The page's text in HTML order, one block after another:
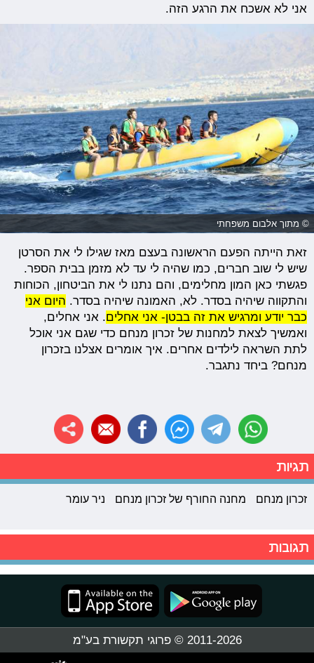
אני לא אשכח את הרגע הזה.
© מתוך אלבום משפחתי
זאת הייתה הפעם הראשונה בעצם מאז שגילו לי את הסרטן
שיש לי שוב חברים, כמו שהיה לי עד לא מזמן בבית הספר.
פגשתי כאן המון מחלימים, והם נתנו לי את הביטחון, הכוחות
והתקווה שיהיה בסדר. לא, האמונה שיהיה בסדר. היום אני
כבר יודע ומרגיש את זה בבטן- אני אחלים. אני אחלים,
ואמשיך לצאת למחנות של זכרון מנחם כדי שגם אני אוכל
לתת השראה לילדים אחרים. איך אומרים אצלנו בזכרון
מנחם? ביחד נתגבר.
תגיות
זכרון מנחם מחנה החורף של זכרון מנחם ניר עומר
תגובות
2011-2026 © פרוגי תקשורת בע"מ